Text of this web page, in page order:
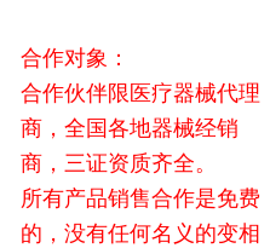
合作对象：
合作伙伴限医疗器械代理
商，全国各地器械经销
商，三证资质齐全。
所有产品销售合作是免费
的，没有任何名义的变相